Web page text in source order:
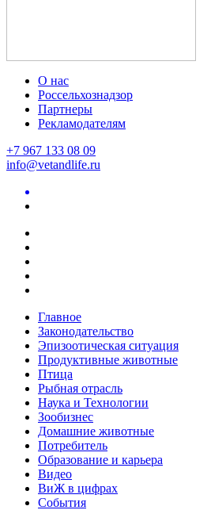
О нас
Россельхознадзор
Партнеры
Рекламодателям
+7 967 133 08 09
info@vetandlife.ru
Главное
Законодательство
Эпизоотическая ситуация
Продуктивные животные
Птица
Рыбная отрасль
Наука и Технологии
Зообизнес
Домашние животные
Потребитель
Образование и карьера
Видео
ВиЖ в цифрах
События